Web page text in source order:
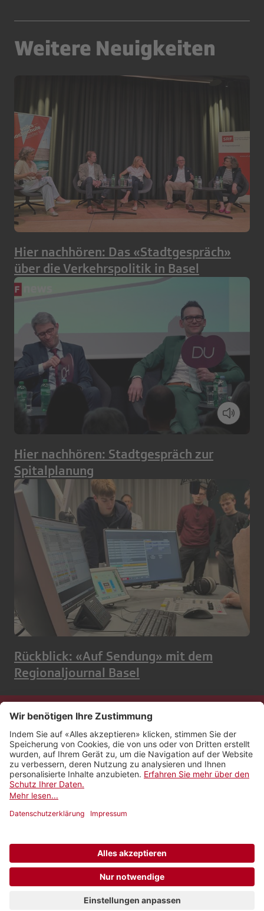
Weitere Neuigkeiten
Hier nachhören: Das «Stadtgespräch»
über die Verkehrspolitik in Basel
Hier nachhören: Stadtgespräch zur
Spitalplanung
Rückblick: «Auf Sendung» mit dem
Regionaljournal Basel
Kontakt
Impressum
Rechtliches
Netiquette
Newsletter abonnieren